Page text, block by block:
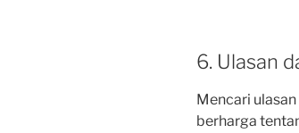
6. Ulasan
Mencari
berharga